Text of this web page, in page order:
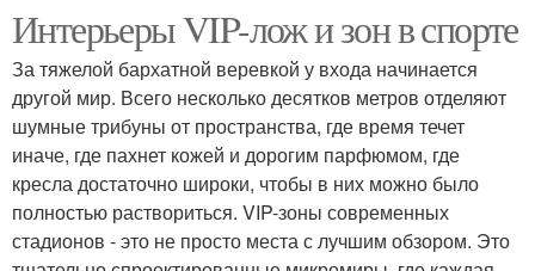
Интерьеры VIP-лож и зон в спорте
За тяжелой бархатной веревкой у входа начинается
другой мир. Всего несколько десятков метров отделяют
шумные трибуны от пространства, где время течет
иначе, где пахнет кожей и дорогим парфюмом, где
кресла достаточно широки, чтобы в них можно было
полностью раствориться. VIP-зоны современных
стадионов - это не просто места с лучшим обзором. Это